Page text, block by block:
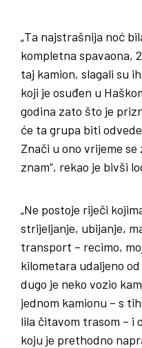
„Ta najstrašnija noć
kompletna spavaona,
taj kamion, slagali su
koji je osuđen u
godina zato što je
će ta grupa biti
Znači u ono vrijeme
znam“, rekao je bivši
„Ne postoje riječi
strijeljanje, ubijanje,
transport – recimo,
kilometara udaljeno
dugo je neko vozio
jednom kamionu – s
lila čitavom trasom – i
koju je prethodno